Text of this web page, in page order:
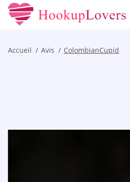
Accueil Avis ColombianCupid